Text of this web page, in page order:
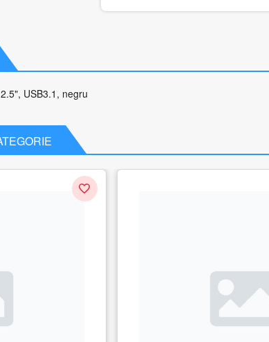
USB3.1, negru